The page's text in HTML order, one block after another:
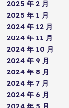
2025 年 2 月
2025 年 1 月
2024 年 12 月
2024 年 11 月
2024 年 10 月
2024 年 9 月
2024 年 8 月
2024 年 7 月
2024 年 6 月
2024 年 5 月